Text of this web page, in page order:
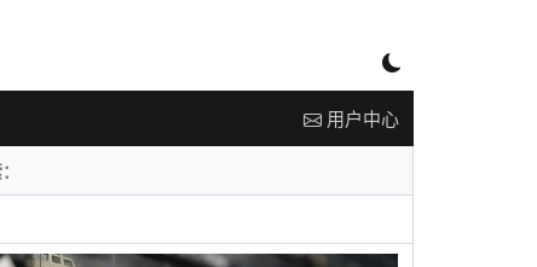
用户中心